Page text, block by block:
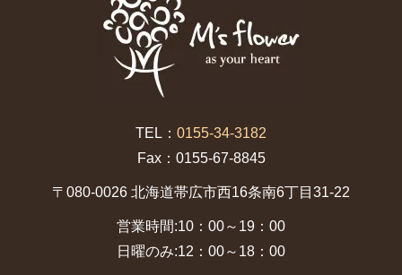
TEL： 0155-34-3182
Fax：0155-67-8845
〒080-0026 北海道帯広市西16条南6丁目31-22
営業時間:10：00～19：00
日曜のみ:12：00～18：00